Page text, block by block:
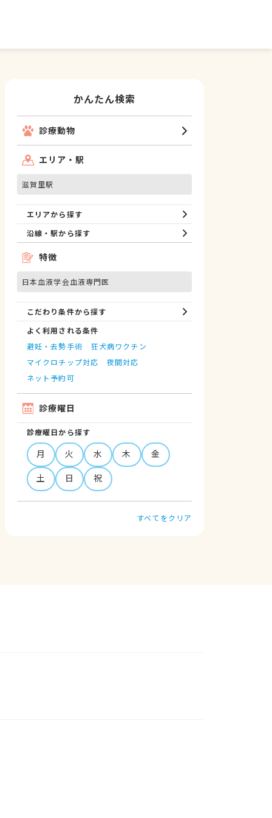
かんたん検索
診療動物
エリア・駅
滋賀里駅
エリアから探す
沿線・駅から探す
特徴
日本血液学会血液専門医
こだわり条件から探す
よく利用される条件
避妊・去勢手術
狂犬病ワクチン
マイクロチップ対応
夜間対応
ネット予約可
診療曜日
診療曜日から探す
月 火 水 木
金
土
日 祝
すべてをクリア